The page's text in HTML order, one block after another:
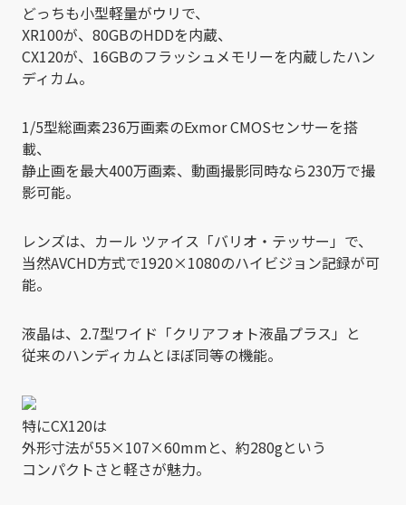
どっちも小型軽量がウリで、
XR100が、80GBのHDDを内蔵、
CX120が、16GBのフラッシュメモリーを内蔵したハン
ディカム。
1/5型総画素236万画素のExmor CMOSセンサーを搭
載、
静止画を最大400万画素、動画撮影同時なら230万で撮
影可能。
レンズは、カール ツァイス「バリオ・テッサー」で、
当然AVCHD方式で1920×1080のハイビジョン記録が可
能。
液晶は、2.7型ワイド「クリアフォト液晶プラス」と
従来のハンディカムとほぼ同等の機能。
特にCX120は
外形寸法が55×107×60mmと、約280gという
コンパクトさと軽さが魅力。